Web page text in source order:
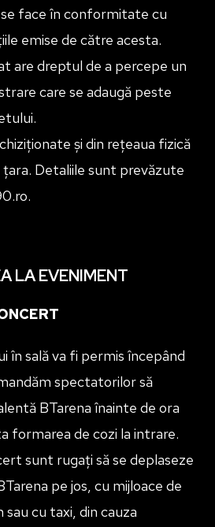
face în conformitate cu
emise de către acesta.
are dreptul de a percepe un
care se adaugă peste
și din rețeaua fizică
Detaliile sunt prevăzute
LA EVENIMENT
în sală va fi permis începând
spectatorilor să
BTarena înainte de ora
formarea de cozi la intrare.
sunt rugați să se deplaseze
pe jos, cu mijloace de
cu taxi, din cauza